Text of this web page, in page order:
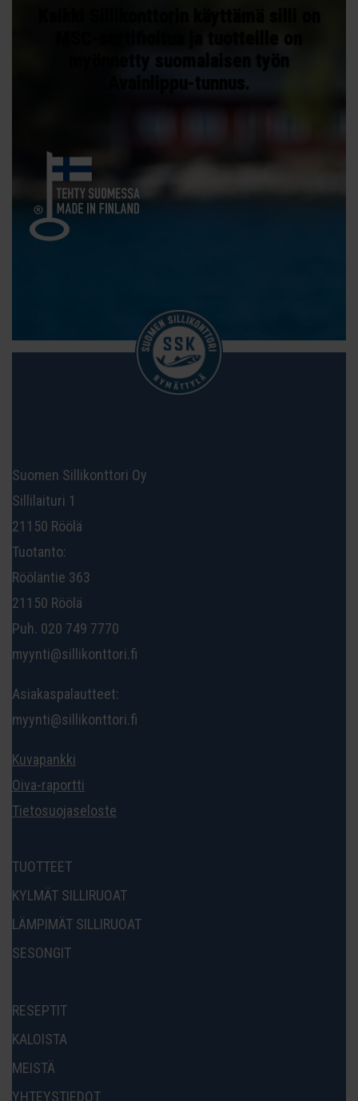
Avainlippu-tunnus.
Suomen Sillikonttori Oy
Sillilaituri 1
21150 Röölä
Tuotanto:
Rööläntie 363
21150 Röölä
Puh. 020 749 7770
myynti@sillikonttori.fi
Asiakaspalautteet:
myynti@sillikonttori.fi
Kuvapankki
Oiva-raportti
Tietosuojaseloste
TUOTTEET
KYLMÄT SILLIRUOAT
LÄMPIMÄT SILLIRUOAT
SESONGIT
RESEPTIT
KALOISTA
MEISTÄ
YHTEYSTIEDOT